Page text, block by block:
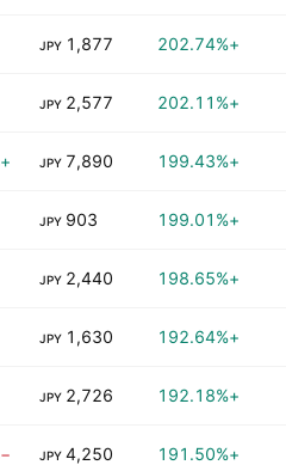
+202.74%
1,877
JPY
+202.11%
2,577
JPY
+199.43%
7,890
JPY
+14.02%
+199.01%
903
JPY
+198.65%
2,440
JPY
+192.64%
1,630
JPY
+192.18%
2,726
JPY
+191.50%
4,250
JPY
−14.14%